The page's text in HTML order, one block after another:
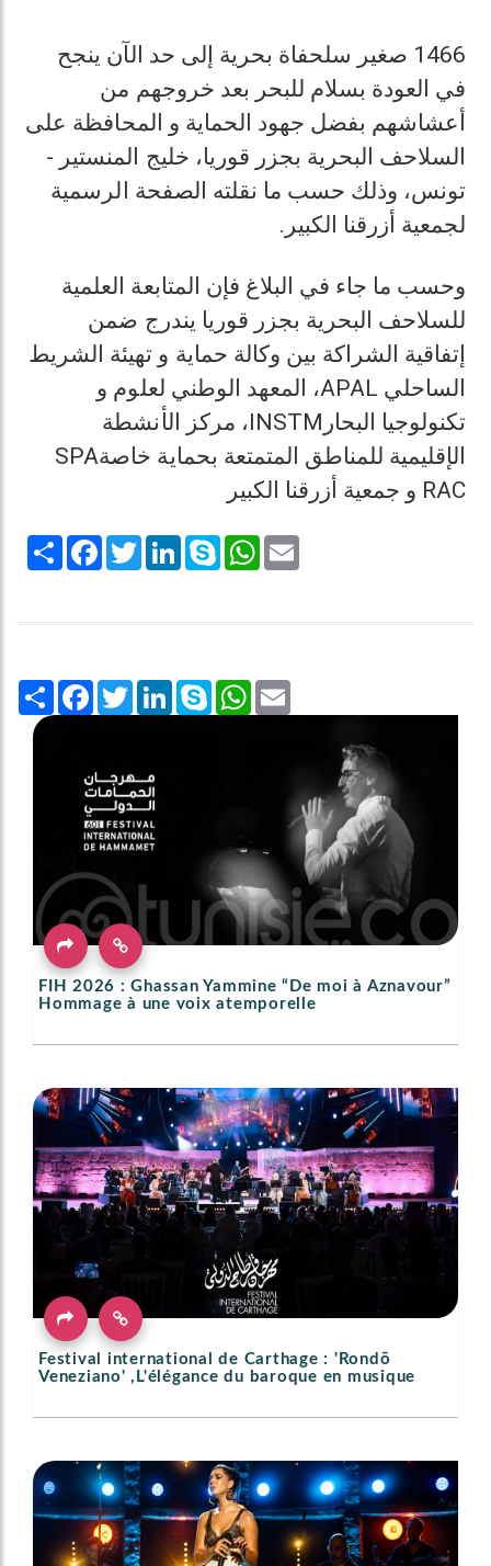
1466 صغير سلحفاة بحرية إلى حد الآن ينجح
في العودة بسلام للبحر بعد خروجهم من
أعشاشهم بفضل جهود الحماية و المحافظة على
السلاحف البحرية بجزر قوريا، خليج المنستير -
تونس، وذلك حسب ما نقلته الصفحة الرسمية
لجمعية أزرقنا الكبير.
وحسب ما جاء في البلاغ فإن المتابعة العلمية
للسلاحف البحرية بجزر قوريا يندرج ضمن
إتفاقية الشراكة بين وكالة حماية و تهيئة الشريط
الساحلي APAL، المعهد الوطني لعلوم و
تكنولوجيا البحارINSTM، مركز الأنشطة
الإقليمية للمناطق المتمتعة بحماية خاصةSPA
RAC و جمعية أزرقنا الكبير
Share Facebook
TwitterLinkedInSkype WhatsApp
Share Facebook
TwitterLinkedInSkype WhatsApp
FIH 2026 : Ghassan Yammine “De moi à Aznavour”
Hommage à une voix atemporelle
Festival international de Carthage : 'Rondō
Veneziano' ,L'élégance du baroque en musique